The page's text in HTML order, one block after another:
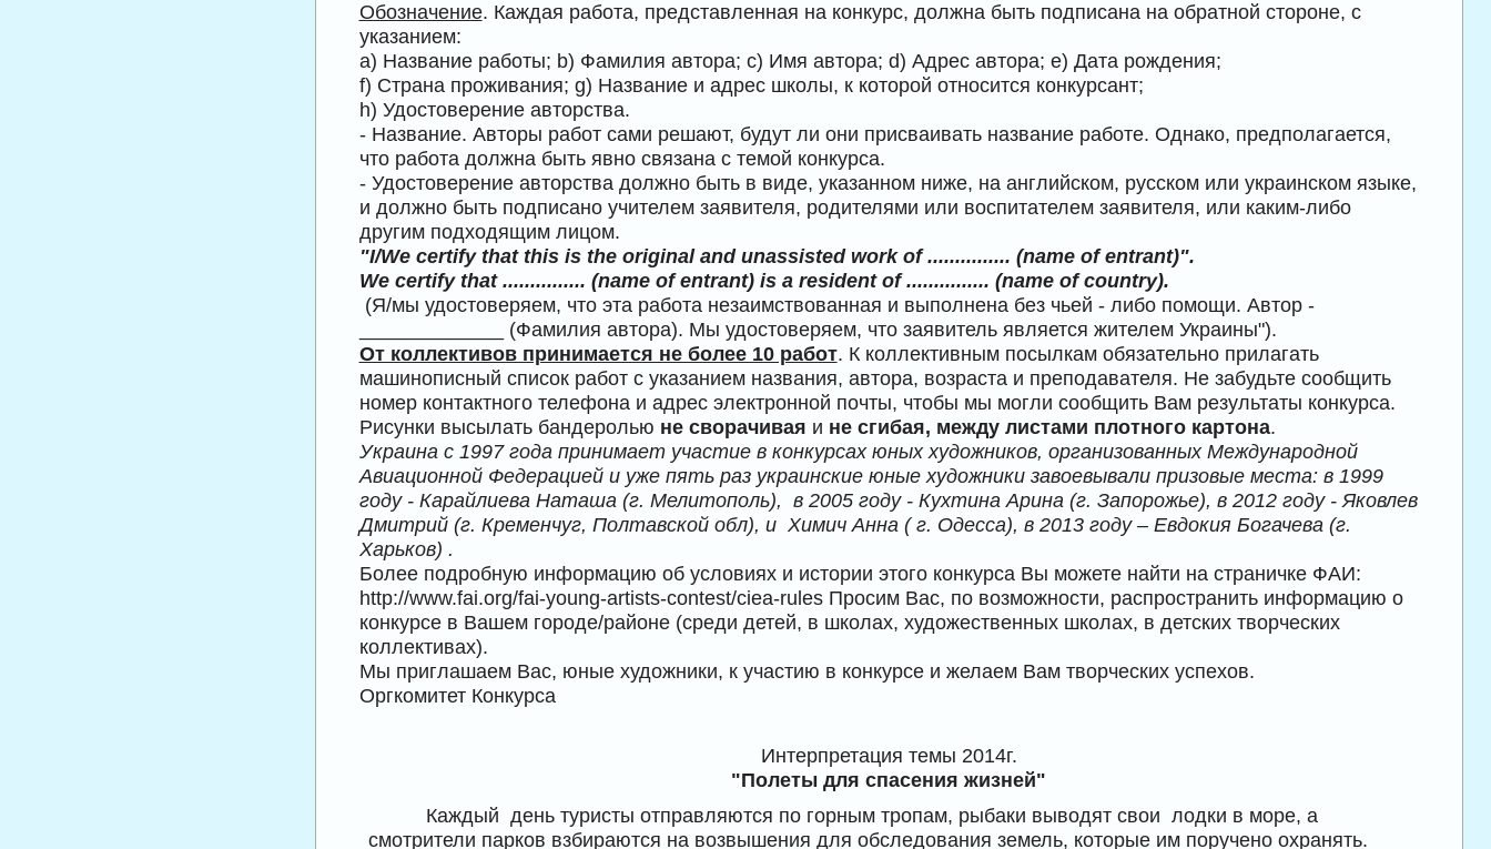
Обозначение. Каждая работа, представленная на конкурс, должна быть подписана на обратной стороне, с
указанием:
a) Название работы; b) Фамилия автора; с) Имя автора; d) Адрес автора; e) Дата рождения;
f) Страна проживания; g) Название и адрес школы, к которой относится конкурсант;
h) Удостоверение авторства.
- Название. Авторы работ сами решают, будут ли они присваивать название работе. Однако, предполагается,
что работа должна быть явно связана с темой конкурса.
- Удостоверение авторства должно быть в виде, указанном ниже, на английском, русском или украинском языке,
и должно быть подписано учителем заявителя, родителями или воспитателем заявителя, или каким-либо
другим подходящим лицом.
"I/We certify that this is the original and unassisted work of ............... (name of entrant)".
We certify that ............... (name of entrant) is a resident of ............... (name of country).
(Я/мы удостоверяем, что эта работа незаимствованная и выполнена без чьей - либо помощи. Автор -
_____________ (Фамилия автора). Мы удостоверяем, что заявитель является жителем Украины").
От коллективов принимается не более 10 работ. К коллективным посылкам обязательно прилагать
машинописный список работ с указанием названия, автора, возраста и преподавателя. Не забудьте сообщить
номер контактного телефона и адрес электронной почты, чтобы мы могли сообщить Вам результаты конкурса.
Рисунки высылать бандеролью не сворачивая и не сгибая, между листами плотного картона.
Украина с 1997 года принимает участие в конкурсах юных художников, организованных Международной
Авиационной Федерацией и уже пять раз украинские юные художники завоевывали призовые места: в 1999
году - Карайлиева Наташа (г. Мелитополь), в 2005 году - Кухтина Арина (г. Запорожье), в 2012 году - Яковлев
Дмитрий (г. Кременчуг, Полтавской обл), и Химич Анна ( г. Одесса), в 2013 году – Евдокия Богачева (г.
Харьков) .
Более подробную информацию об условиях и истории этого конкурса Вы можете найти на страничке ФАИ:
http://www.fai.org/fai-young-artists-contest/ciea-rulesПросим Вас, по возможности, распространить информацию о
конкурсе в Вашем городе/районе (среди детей, в школах, художественных школах, в детских творческих
коллективах).
Мы приглашаем Вас, юные художники, к участию в конкурсе и желаем Вам творческих успехов.
Оргкомитет Конкурса
Интерпретация темы 2014г.
"Полеты для спасения жизней"
Каждый день туристы отправляются по горным тропам, рыбаки выводят свои лодки в море, а
смотрители парков взбираются на возвышения для обследования земель, которые им поручено охранять.